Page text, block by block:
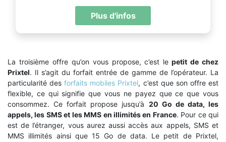
Plus d'infos
La troisième offre qu’on vous propose, c’est le petit de chez
Prixtel. Il s’agit du forfait entrée de gamme de l’opérateur. La
particularité desforfaits mobiles Prixtel, c’est que son offre est
flexible, ce qui signifie que vous ne payez que ce que vous
consommez. Ce forfait propose jusqu’à 20 Go de data, les
appels, les SMS et les MMS en illimités en France. Pour ce qui
est de l’étranger, vous aurez aussi accès aux appels, SMS et
MMS illimités ainsi que 15 Go de data. Le petit de Prixtel,